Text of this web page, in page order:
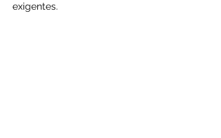
exigentes.